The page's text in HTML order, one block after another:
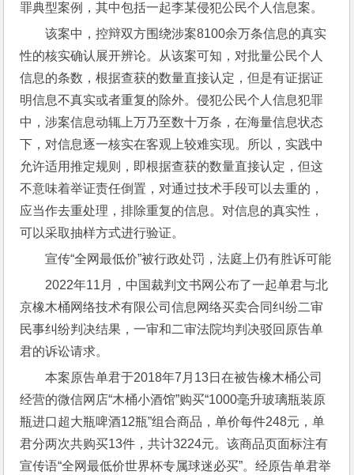
罪典型案例，其中包括一起李某侵犯公民个人信息案。
该案中，控辩双方围绕涉案8100余万条信息的真实
性的核实确认展开辨论。从该案可知，对批量公民个人
信息的条数，根据查获的数量直接认定，但是有证据证
明信息不真实或者重复的除外。侵犯公民个人信息犯罪
中，涉案信息动辄上万乃至数十万条，在海量信息状态
下，对信息逐一核实在客观上较难实现。所以，实践中
允许适用推定规则，即根据查获的数量直接认定，但这
不意味着举证责任倒置，对通过技术手段可以去重的，
应当作去重处理，排除重复的信息。对信息的真实性，
可以采取抽样方式进行验证。
宣传“全网最低价”被行政处罚，法庭上仍有胜诉可能
2022年11月，中国裁判文书网公布了一起单君与北
京橡木桶网络技术有限公司信息网络买卖合同纠纷二审
民事纠纷判决结果，一审和二审法院均判决驳回原告单
君的诉讼请求。
本案原告单君于2018年7月13日在被告橡木桶公司
经营的微信网店“木桶小酒馆”购买“1000毫升玻璃瓶装原
瓶进口超大瓶啤酒12瓶”组合商品，单价每件248元，单
君分两次共购买13件，共计3224元。该商品页面标注有
宣传语“全网最低价世界杯专属球迷必买”。经原告单君举